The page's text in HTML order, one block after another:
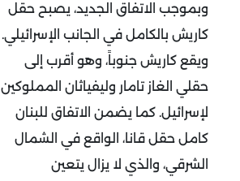
وبموجب الاتفاق الجديد، يصبح حقل
كاريش بالكامل في الجانب الإسرائيلي.
ويقع كاريش جنوباً، وهو أقرب إلى
حقلي الغاز تامار وليفياثان المملوكين
لإسرائيل. كما يضمن الاتفاق للبنان
كامل حقل قانا، الواقع في الشمال
الشرقي، والذي لا يزال يتعين